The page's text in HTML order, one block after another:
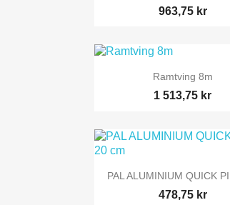
963,75 kr
 Snabbvy
Ramtving 8m
1 513,75 kr
 Snabbvy
PAL ALUMINIUM QUICK
478,75 kr